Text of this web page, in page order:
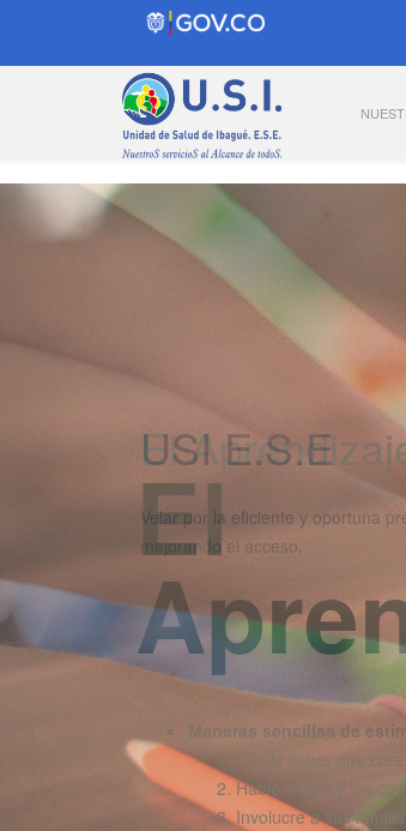
El
El
Maneras sencillas de
Déjele saber que cree
Hable, cante y lea con
Involucre a sus